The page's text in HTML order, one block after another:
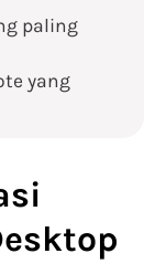
paling
yang